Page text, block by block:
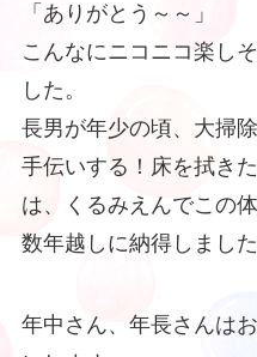
「ありがとう～～」
こんなにニコニコ楽し
した。
長男が年少の頃、大掃
手伝いする！床を拭き
は、くるみえんでこの
数年越しに納得しました
年中さん、年長さんは